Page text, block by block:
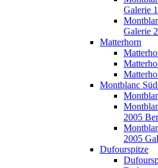
Galerie 1
Galerie 2
Matterhorn
Montblanc
2005
2005
Dufourspitze